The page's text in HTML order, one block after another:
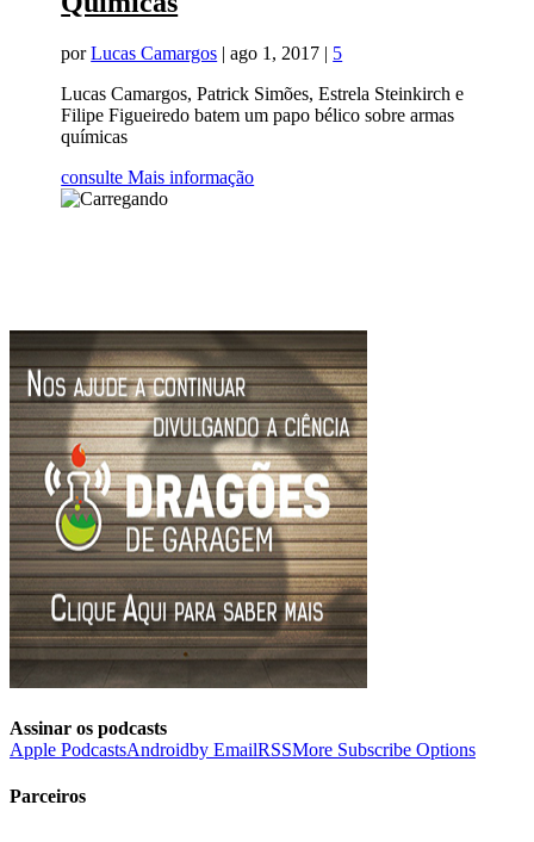
porLucas Camargos |ago 1, 2017 | 5
Lucas Camargos, Patrick Simões, Estrela Steinkirch e
Filipe Figueiredo batem um papo bélico sobre armas
químicas
consulte Mais informação
Assinar os podcasts
Apple PodcastsAndroidby EmailRSSMore Subscribe Options
Parceiros